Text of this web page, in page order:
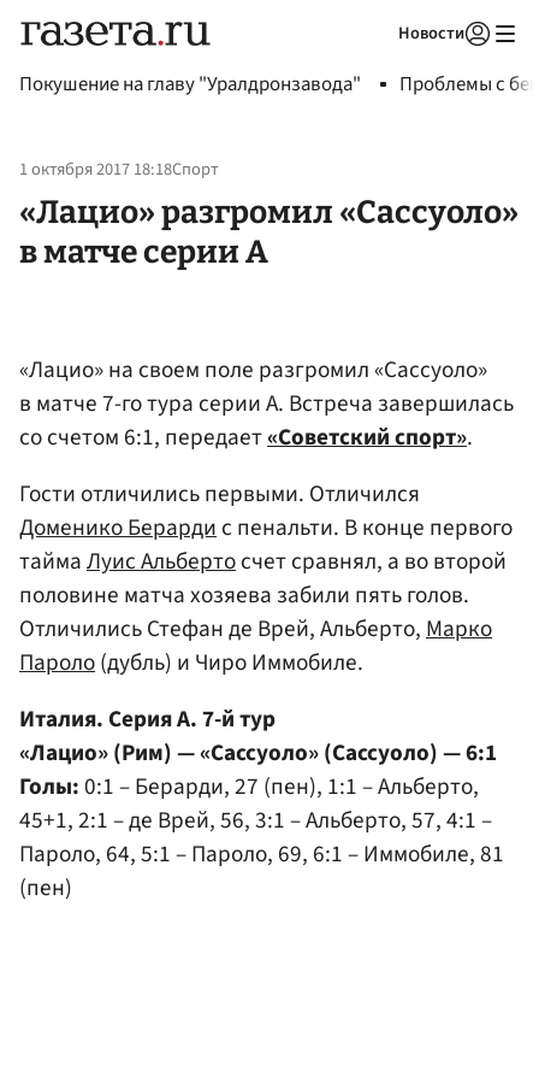
Новости
Покушение на главу "Уралдронзавода" Проблемы с
1 октября 2017 18:18Спорт
«Лацио» разгромил «Сассуоло»
в матче серии А
«Лацио» на своем поле разгромил «Сассуоло»
в матче 7-го тура серии А. Встреча завершилась
со счетом 6:1, передает«Советский спорт».
Гости отличились первыми. Отличился
Доменико Берардис пенальти. В конце первого
таймаЛуис Альбертосчет сравнял, а во второй
половине матча хозяева забили пять голов.
Отличились Стефан де Врей, Альберто,Марко
Пароло(дубль) и Чиро Иммобиле.
Италия. Серия А. 7-й тур
«Лацио» (Рим) — «Сассуоло» (Сассуоло) — 6:1
Голы:0:1 – Берарди, 27 (пен), 1:1 – Альберто,
45+1, 2:1 – де Врей, 56, 3:1 – Альберто, 57, 4:1 –
Пароло, 64, 5:1 – Пароло, 69, 6:1 – Иммобиле, 81
(пен)